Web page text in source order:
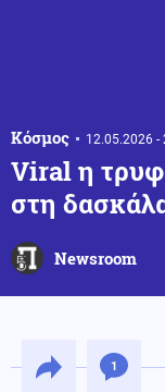
Κόσμος 12.05.2026 -
Viral η
στη
Newsroom
1